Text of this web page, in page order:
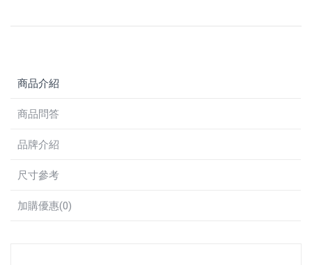
商品介紹
商品問答
品牌介紹
尺寸參考
加購優惠(0)